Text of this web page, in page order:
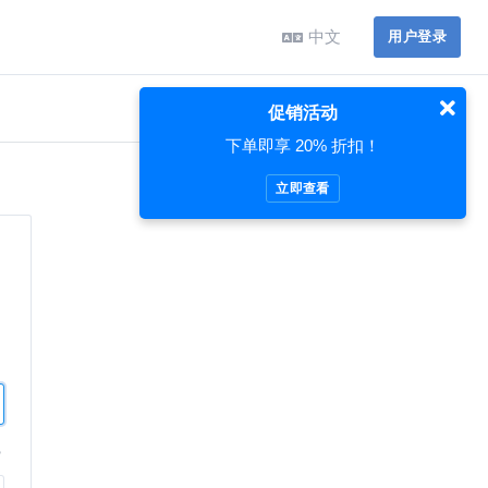
中文 用户登录
促销活动
下单即享 20% 折扣！
立即查看